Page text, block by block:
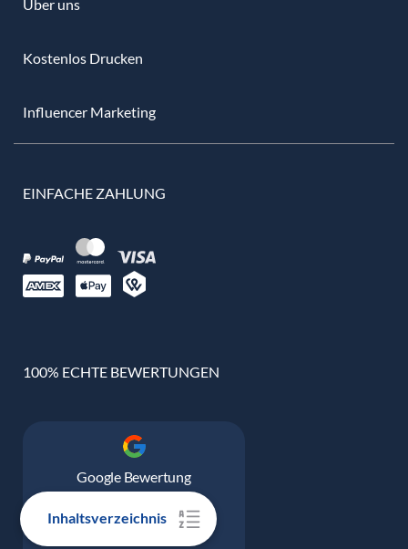
Inhaltsverzeichnis
Über uns
Kostenlos Drucken
Influencer Marketing
EINFACHE ZAHLUNG
100% ECHTE BEWERTUNGEN
Google Bewertung
4.9